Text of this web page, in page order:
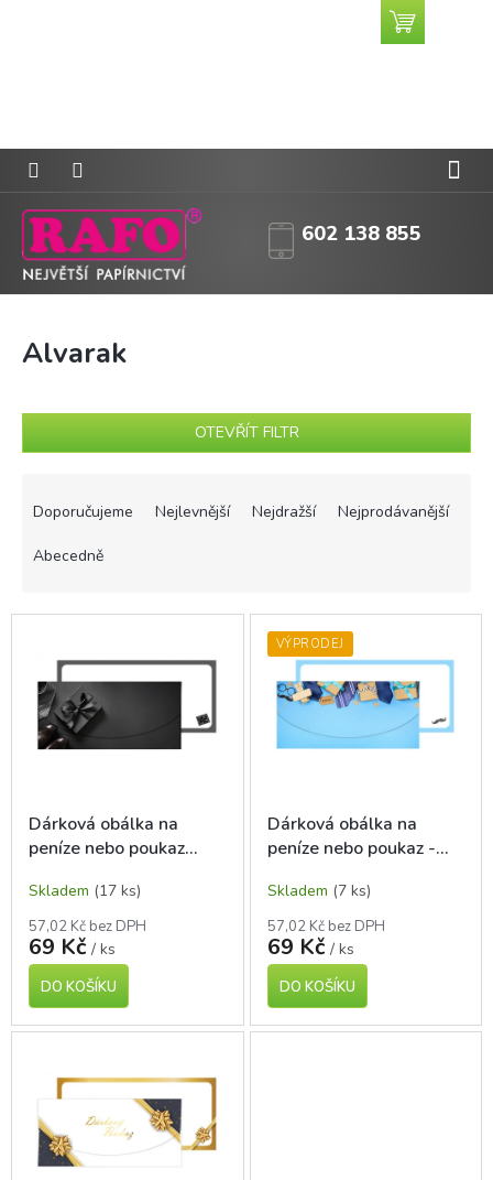
602 138 855
Nákupní
košík
Alvarak
OTEVŘÍT FILTR
Doporučujeme Nejlevnější Nejdražší Nejprodávanější
Abecedně
V
d
u
k
t
ů
Dárková obálka na
peníze nebo poukaz
Skladem (17 ks)
57,02 Kč bez DPH
69 Kč / ks
DO KOŠÍKU
VÝPRODEJ
Dárková obálka na
peníze nebo poukaz -
Skladem (7 ks)
57,02 Kč bez DPH
69 Kč / ks
DO KOŠÍKU